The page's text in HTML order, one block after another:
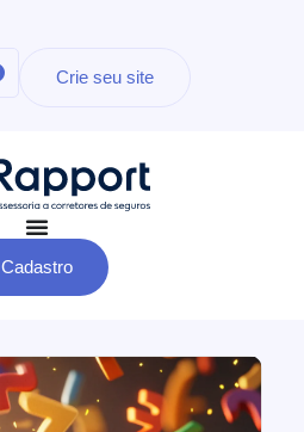
Crie seu site
Cadastro